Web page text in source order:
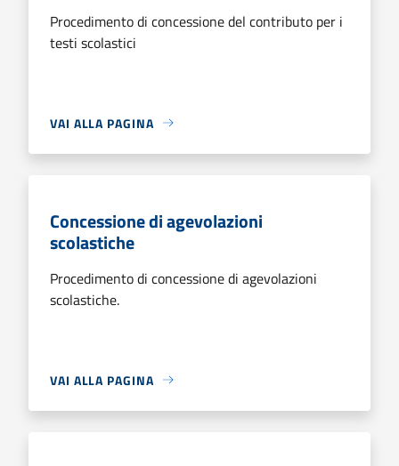
Procedimento di concessione del contributo per i
testi scolastici
VAI ALLA PAGINA
Concessione di agevolazioni
scolastiche
Procedimento di concessione di agevolazioni
scolastiche.
VAI ALLA PAGINA